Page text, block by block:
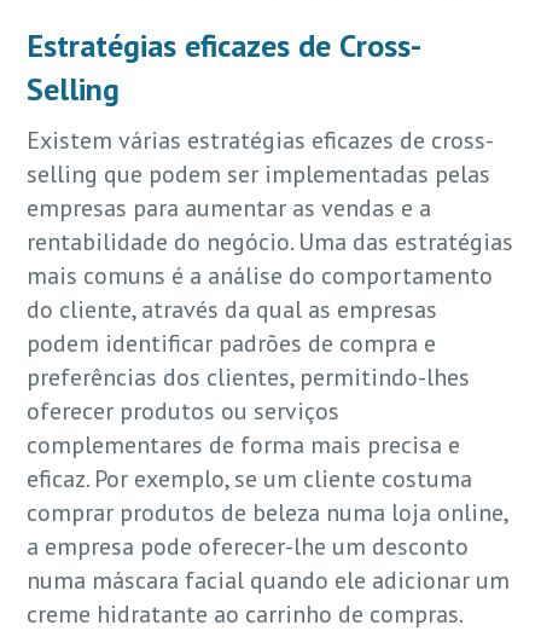
Estratégias eficazes de Cross-
Selling
Existem várias estratégias eficazes de cross-
selling que podem ser implementadas pelas
empresas para aumentar as vendas e a
rentabilidade do negócio. Uma das estratégias
mais comuns é a análise do comportamento
do cliente, através da qual as empresas
podem identificar padrões de compra e
preferências dos clientes, permitindo-lhes
oferecer produtos ou serviços
complementares de forma mais precisa e
eficaz. Por exemplo, se um cliente costuma
comprar produtos de beleza numa loja online,
a empresa pode oferecer-lhe um desconto
numa máscara facial quando ele adicionar um
creme hidratante ao carrinho de compras.